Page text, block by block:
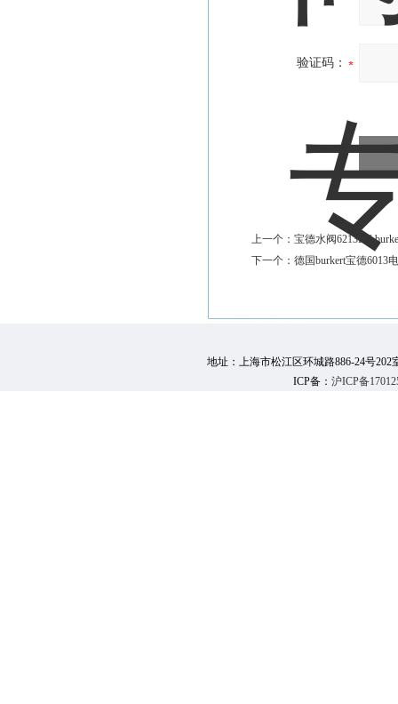
验证码：
上一个： 宝德水阀6213EV
下一个： 德国burkert宝德6013
地址：上海市松江区环城路886-24号202
ICP备： 沪ICP备